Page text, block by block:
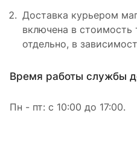
Доставка курьером
включена в стоимость
отдельно, в
Время работы службы
Пн - пт: с 10:00 до 17:00.